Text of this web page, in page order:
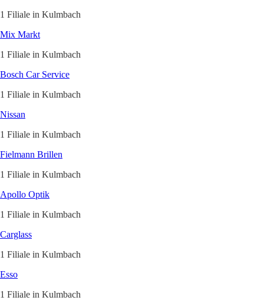
1 Filiale in Kulmbach
Mix Markt
1 Filiale in Kulmbach
Bosch Car Service
1 Filiale in Kulmbach
Nissan
1 Filiale in Kulmbach
Fielmann Brillen
1 Filiale in Kulmbach
Apollo Optik
1 Filiale in Kulmbach
Carglass
1 Filiale in Kulmbach
Esso
1 Filiale in Kulmbach